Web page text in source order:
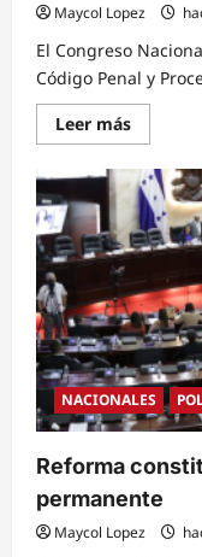
Maycol Lopez
El Congreso
Código Penal y
Leer másRead
more
Nacional
le
declara
la
guerra
las
maras
con
severas
y
las
trata
como
NACIONALES
Reforma
permanente
Maycol Lopez